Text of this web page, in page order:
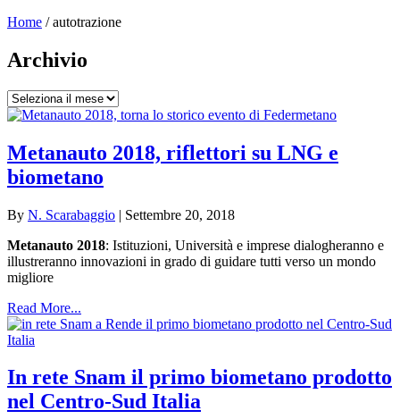
Home /autotrazione
Archivio
Archivio
Metanauto 2018, riflettori su LNG e
biometano
By N. Scarabaggio | Settembre 20, 2018
Metanauto 2018: Istituzioni, Università e imprese dialogheranno e
illustreranno innovazioni in grado di guidare tutti verso un mondo
migliore
Read More...
In rete Snam il primo biometano prodotto
nel Centro-Sud Italia